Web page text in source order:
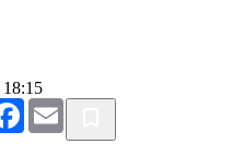
18:15
Facebook
Email